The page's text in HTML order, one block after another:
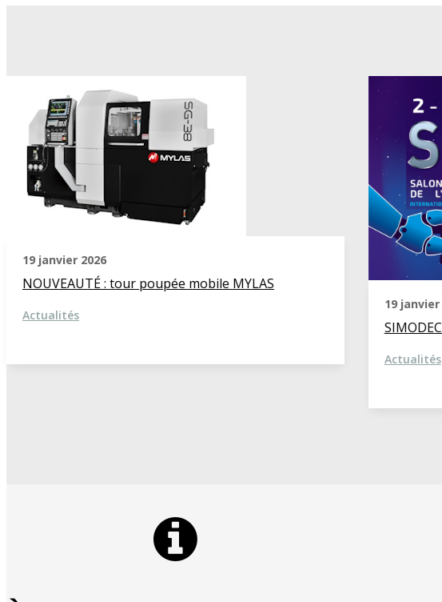
19 janvier 2026
NOUVEAUTÉ : tour poupée mobile MYLAS
Actualités
19 janvier
Actualités